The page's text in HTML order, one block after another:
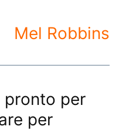
Mel Robbins
pronto per
per